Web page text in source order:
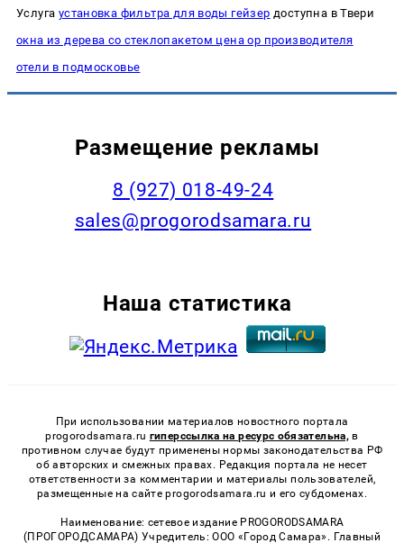
Услуга установка фильтра для воды гейзер доступна в Твери
окна из дерева со стеклопакетом цена ор производителя
отели в подмосковье
Размещение рекламы
8 (927) 018-49-24
sales@progorodsamara.ru
Наша статистика
При использовании материалов новостного портала
progorodsamara.ru гиперссылка на ресурс обязательна, в
противном случае будут применены нормы законодательства РФ
об авторских и смежных правах. Редакция портала не несет
ответственности за комментарии и материалы пользователей,
размещенные на сайте progorodsamara.ru и его субдоменах.
Наименование: сетевое издание PROGORODSAMARA
(ПРОГОРОДСАМАРА) Учредитель: ООО «Город Самара». Главный